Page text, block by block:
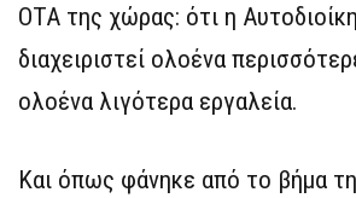
ΟΤΑ της χώρας: ότι η
διαχειριστεί ολοένα
ολοένα λιγότερα εργαλεία.
Και όπως φάνηκε από το βήμα